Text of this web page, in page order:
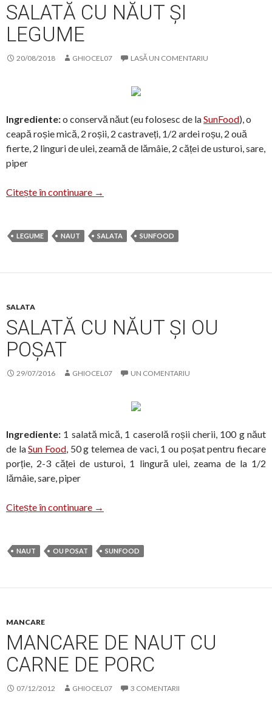
SALATĂ CU NĂUT ȘI
LEGUME
20/08/2018 GHIOCEL07 LASĂ UN COMENTARIU
Ingrediente:o conservă năut (eu folosesc de laSunFood), o
ceapă roșie mică, 2 roșii, 2 castraveți, 1/2 ardei roșu, 2 ouă
fierte, 2 linguri de ulei, zeamă de lămâie, 2 căței de usturoi, sare,
piper
Citește în continuare Salată cu năut și legume
→
LEGUME NAUT SALATA SUNFOOD
SALATA
SALATĂ CU NĂUT ȘI OU
POȘAT
29/07/2016 GHIOCEL07 UN COMENTARIU
Ingrediente: 1 salată mică, 1 caserolă roșii cherii, 100 g năut
de laSun Food, 50 g telemea de vaci, 1 ou poșat pentru fiecare
porție, 2-3 căței de usturoi, 1 lingură ulei, zeama de la 1/2
lămâie, sare, piper
Citește în continuare Salată cu năut și ou poșat
→
NAUT OU POSAT SUNFOOD
MANCARE
MANCARE DE NAUT CU
CARNE DE PORC
07/12/2012 GHIOCEL07 3 COMENTARII